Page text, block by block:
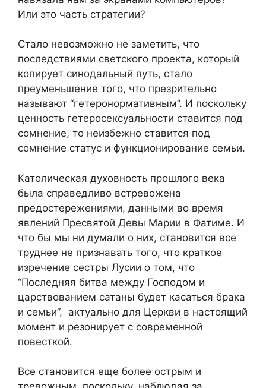
Или это часть стратегии?
Стало невозможно не заметить, что
последствиями светского проекта, который
копирует синодальный путь, стало
преуменьшение того, что презрительно
называют “гетеронормативным”. И поскольку
ценность гетеросексуальности ставится под
сомнение, то неизбежно ставится под
сомнение статус и функционирование семьи.
Католическая духовность прошлого века
была справедливо встревожена
предостережениями, данными во время
явлений Пресвятой Девы Марии в Фатиме. И
что бы мы ни думали о них, становится все
труднее не признавать того, что краткое
изречение сестры Лусии о том, что
“Последняя битва между Господом и
царствованием сатаны будет касаться брака
и семьи”, актуально для Церкви в настоящий
момент и резонирует с современной
повесткой.
Все становится еще более острым и